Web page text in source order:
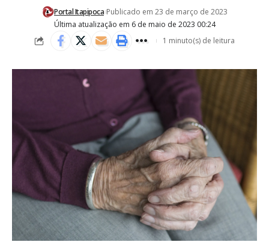
Última atualização em 6 de maio de 2023 00:24
Portal Itapipoca Publicado em 23 de março de 2023
1 minuto(s) de leitura